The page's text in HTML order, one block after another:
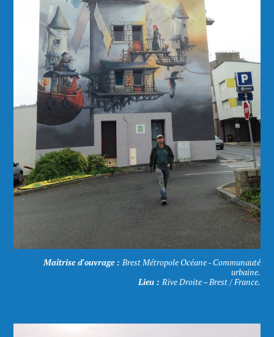
Maîtrise d'ouvrage : Brest Métropole Océane - Communauté
urbaine.
Lieu : Rive Droite – Brest / France.